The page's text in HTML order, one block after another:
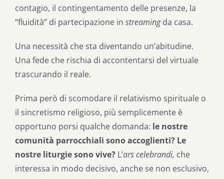
contagio, il contingentamento delle presenze, la
“fluidità” di partecipazione in streamingda casa.
Una necessità che sta diventando un’abitudine.
Una fede che rischia di accontentarsi del virtuale
trascurando il reale.
Prima però di scomodare il relativismo spirituale o
il sincretismo religioso, più semplicemente è
opportuno porsi qualche domanda: le nostre
comunità parrocchiali sono accoglienti? Le
nostre liturgie sono vive? L’ars celebrandi, che
interessa in modo decisivo, anche se non esclusivo,